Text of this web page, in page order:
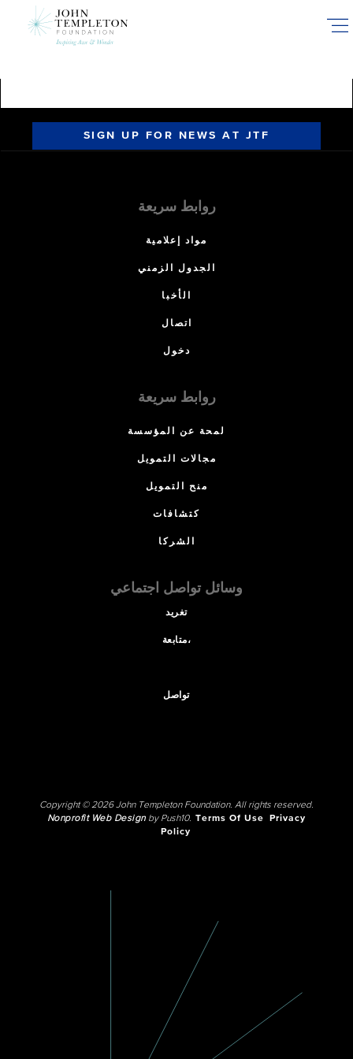
SIGN UP FOR NEWS AT JTF
روابط سريعة
مواد إعلامية
الجدول الزمني
الأخبا
اتصال
دخول
روابط سريعة
لمحة عن المؤسسة
مجالات التمويل
منح التمويل
كتشافات
الشركا
وسائل تواصل اجتماعي
تغريد
متابعة،
تواصل
Copyright © 2026 John Templeton Foundation. All rights reserved.
Nonprofit Web Designby Push10. Terms Of Use
Privacy
Policy